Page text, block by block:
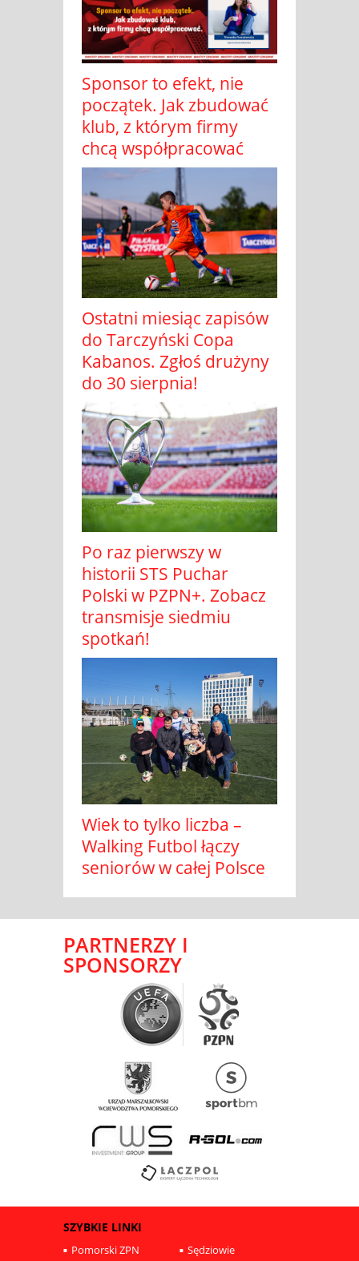
Sponsor to efekt, nie
początek. Jak zbudować
klub, z którym firmy
chcą współpracować
Ostatni miesiąc zapisów
do Tarczyński Copa
Kabanos. Zgłoś drużyny
do 30 sierpnia!
Po raz pierwszy w
historii STS Puchar
Polski w PZPN+. Zobacz
transmisje siedmiu
spotkań!
Wiek to tylko liczba –
Walking Futbol łączy
seniorów w całej Polsce
PARTNERZY I
SPONSORZY
SZYBKIE LINKI
Pomorski ZPN Sędziowie